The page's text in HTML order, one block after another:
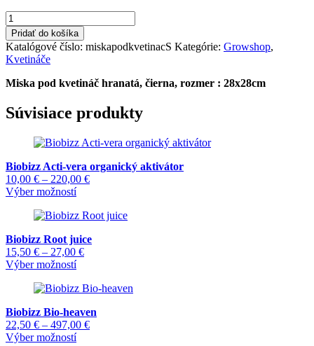
množstvo
Miska
pod
kvetináč
hranatá
-
28x28cm
Pridať do košíka
Katalógové číslo: miskapodkvetinacS Kategórie: Growshop,
Kvetináče
Miska pod kvetináč hranatá, čierna, rozmer : 28x28cm
Súvisiace produkty
Biobizz Acti-vera organický aktivátor
10,00 € – 220,00 €Price
through
Výber možnostíTento
má
variantov.
Možnosti
si
vybrať
stránke
produktu.
Biobizz Root juice
15,50 € – 27,00 €Price
through
Výber možnostíTento
má
variantov.
Možnosti
si
Biobizz Bio-heaven
22,50 € – 497,00 €Price
Výber možnostíTento